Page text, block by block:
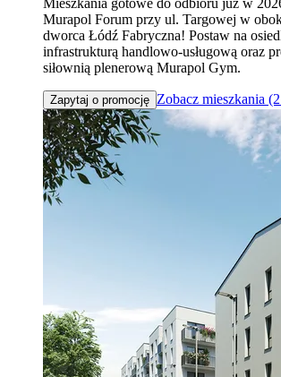
Mieszkania gotowe do odbioru już w
Murapol Forum przy ul. Targowej w
dworca Łódź Fabryczna! Postaw na
infrastrukturą handlowo-usługową oraz
siłownią plenerową Murapol Gym.
Zapytaj o promocję Zobacz mieszkania